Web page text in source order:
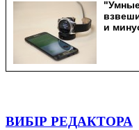
ВИБІР РЕДАКТОРА